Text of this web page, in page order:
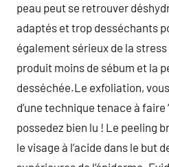
peau peut se retrouver
adaptés et trop desséchants
également sérieux de la
produit moins de sébum et la
desséchée.Le exfoliation,
d’une technique tenace à faire
possedez bien lu ! Le peeling
le visage à l’acide dans le but